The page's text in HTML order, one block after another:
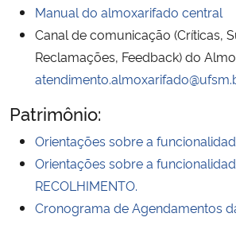
Manual do almoxarifado central
Canal de comunicação (Críticas,
Reclamações, Feedback) do
Patrimônio:
Orientações sobre a
Orientações sobre a
RECOLHIMENTO.
Cronograma de Agendamentos